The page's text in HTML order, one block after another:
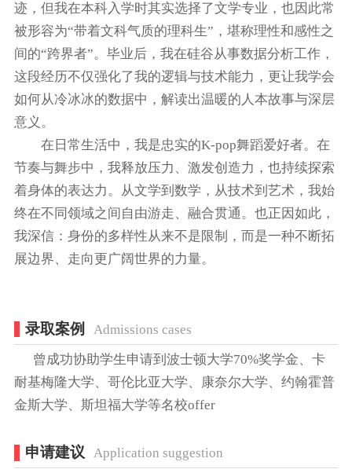
迹，但我在本科入学时其实选择了文学专业，也因此常
被形容为“带着文科气质的理科生”，堪称理性和感性之
间的“跨界者”。毕业后，我在硅谷从事数据分析工作，
这段经历不仅强化了我的逻辑与技术能力，更让我学会
如何从冷冰冰的数据中，解读出温暖的人本故事与深层
意义。
在日常生活中，我是忠实的K-pop舞蹈爱好者。在
节奏与舞步中，我释放压力、激发创造力，也持续探索
着身体的表达力。从文学到数学，从技术到艺术，我始
终在不同领域之间自由游走、融合贯通。也正因如此，
我深信：身份的多样性从来不是限制，而是一种不断拓
展边界、走向更广阔世界的力量。
录取案例 Admissions cases
曾成功协助学生申请到波士顿大学70%奖学金、卡
耐基梅隆大学、哥伦比亚大学、康奈尔大学、约翰霍普
金斯大学、斯坦福大学等名校offer
申请建议 Application suggestion